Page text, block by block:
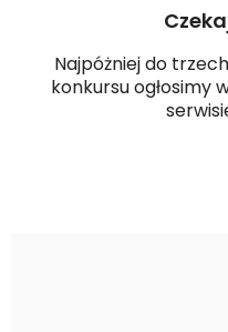
Najpóżniej do
konkursu ogłosimy